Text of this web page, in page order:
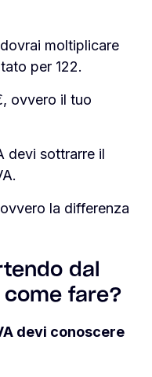
moltiplicare
per 122.
ovvero il tuo
devi sottrarre il
la differenza
dal
come fare?
devi conoscere